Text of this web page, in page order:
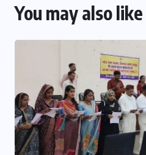
You may also like